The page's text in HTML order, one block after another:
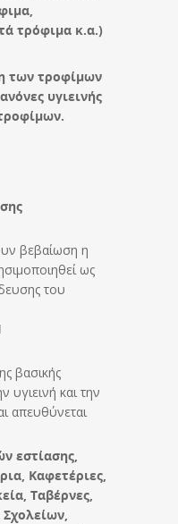
τρόφιμα κ.α.)
των τροφίμων
υγιεινής
βεβαίωση η
ως
του
βασικής
υγιεινή και την
απευθύνεται
εστίασης,
Καφετέριες,
Ταβέρνες,
Σχολείων,